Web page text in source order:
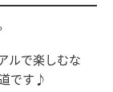
ルで楽しむな
です♪